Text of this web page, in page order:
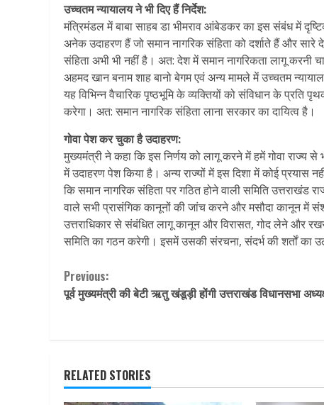
उच्चतम न्यायालय ने भी दिए हैं निर्देश:
मंत्रिमंडल में बाबा साहब डा भीमराव आंबेडकर का इस संबंध में
अनेक उदाहरण हैं जो समान नागरिक संहिता को दर्शाते हैं और
संहिता अभी भी नहीं है। अत: देश में समान नागरिकता लागू करनी
अहमद खान बनाम शाह बानो बेगम एवं अन्य मामले में उच्चतम
यह विभिन्न वैचारिक पृष्ठभूमि के व्यक्तियों को संविधान के
करेगा। अत: समान नागरिक संहिता लाना सरकार का दायित्व है।
गोवा पेश कर चुका है उदाहरण:
मुख्यमंत्री ने कहा कि इस निर्णय को लागू करने में हमें गोवा राज्य
में उदाहरण पेश किया है। अन्य राज्यों में इस दिशा में कोई प्रयास
कि समान नागरिक संहिता पर गठित होने वाली समिति उत्तराखंड
वाले सभी प्रासंगिक कानूनों की जांच करने और मसौदा कानून में
उत्तराधिकार से संबंधित लागू कानून और विरासत, गोद लेने और
समिति का गठन करेगी। इसमें उसकी संरचना, संदर्भ की शर्तों का
Continue
Reading
Previous:
पूर्व मुख्‍यमंत्री की बेटी ऋतु खंडूड़ी होंगी उत्तराखंड विधानसभा
RELATED STORIES